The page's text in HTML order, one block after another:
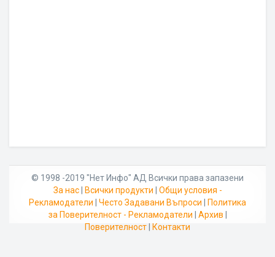
© 1998 -2019 "Нет Инфо" АД Всички права запазени
За нас| Всички продукти
Общи условия -
Рекламодатели
Често Задавани Въпроси
Политика
за Поверителност - Рекламодатели
Архив
Поверителност
Контакти